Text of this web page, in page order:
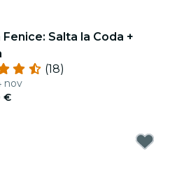
Salta la Coda +
(18)
nov
€